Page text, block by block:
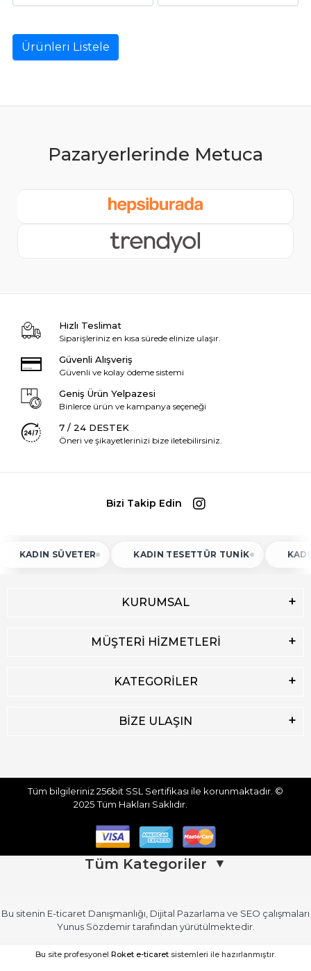
Ürünleri Listele
Hızlı Teslimat
Siparişleriniz en kısa sürede elinize ulaşır.
Güvenli Alışveriş
Güvenli ve kolay ödeme sistemi
Geniş Ürün Yelpazesi
Binlerce ürün ve kampanya seçeneği
7 / 24 DESTEK
Öneri ve şikayetlerinizi bize iletebilirsiniz.
Bizi Takip Edin
SÜVETER KADIN TESETTÜR TUNIK KADIN
KURUMSAL
MÜŞTERİ HİZMETLERİ
KATEGORİLER
BİZE ULAŞIN
Tüm bilgileriniz 256bit SSL Sertifikası ile korunmaktadır. ©
2025Tüm Hakları Saklıdır.
Tüm Kategoriler ▼
Üst Giyim Üst Giyim (Devamı)
Bu sitenin E-ticaret Danışmanlığı Dijital Pazarlama ve SEO çalışmaları
Yunus Sözdemirtarafından yürütülmektedir.
Bu site profesyonel Roket e-ticaret sistemleri ile hazırlanmıştır.